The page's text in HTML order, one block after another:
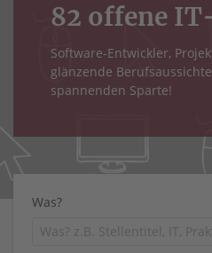
82 offene
Software-Entwickler,
glänzende
spannenden Sparte!
Was?